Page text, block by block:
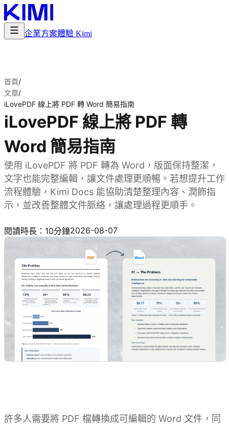
企業方案體驗 Kimi
首頁/
文章/
iLovePDF 線上將 PDF 轉 Word 簡易指南
iLovePDF 線上將 PDF 轉
Word 簡易指南
使用 iLovePDF 將 PDF 轉為 Word，版面保持整潔，
文字也能完整編輯，讓文件處理更順暢。若想提升工作
流程體驗，Kimi Docs 能協助清楚整理內容、潤飾指
示，並改善整體文件脈絡，讓處理過程更順手。
閱讀時長：10分鐘2026-08-07
許多人需要將 PDF 檔轉換成可編輯的 Word 文件，同